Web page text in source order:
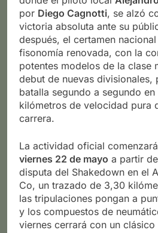
por Diego Cagnotti, se alzó
victoria absoluta ante su
después, el certamen
fisonomía renovada, con la
potentes modelos de la clase
debut de nuevas divisionales,
batalla segundo a segundo en
kilómetros de velocidad pura
carrera.
La actividad oficial
viernes 22 de mayo a partir
disputa del Shakedown en el
Co, un trazado de 3,30
las tripulaciones pongan a
y los compuestos de
viernes cerrará con un